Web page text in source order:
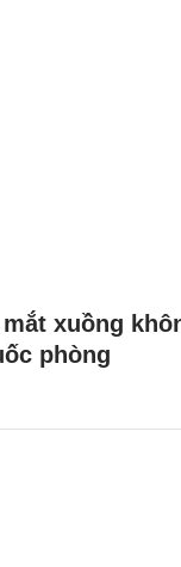
mắt xuồng
phòng